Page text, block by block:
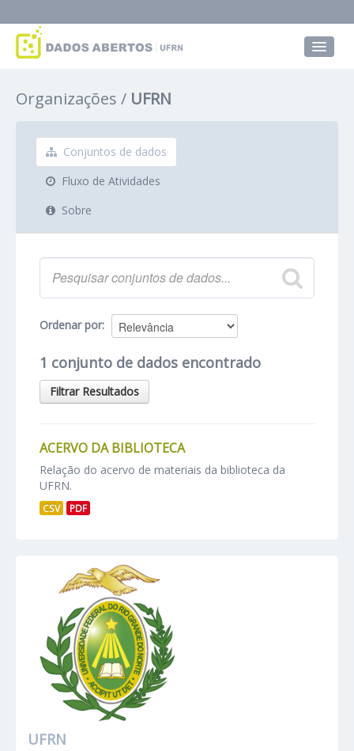
Grupos
Sobre
Organizações UFRN
Conjuntos de dados
Fluxo de Atividades
Sobre
Ordenar por
1 conjunto de dados encontrado
Filtrar Resultados
ACERVO DA BIBLIOTECA
Relação do acervo de materiais da biblioteca da
UFRN.
CSV PDF
UFRN